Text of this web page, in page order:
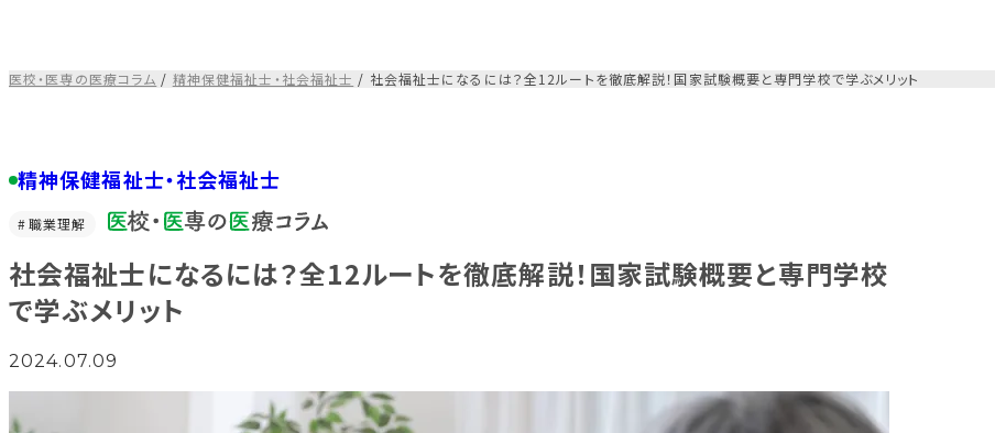
テ
ン
ス
キ
ッ
プ
す
る
医校・医専の医療コラム / 精神保健福祉士・社会福祉士 / 社会福祉士になるには？全12ルートを徹底解説！国家試験概要と専門学校で学ぶメリット
精神保健福祉士・社会福祉士
職業理解
社会福祉士になるには？全12ルートを徹底解説！国家試験概要と専門学校
で学ぶメリット
2024.07.09